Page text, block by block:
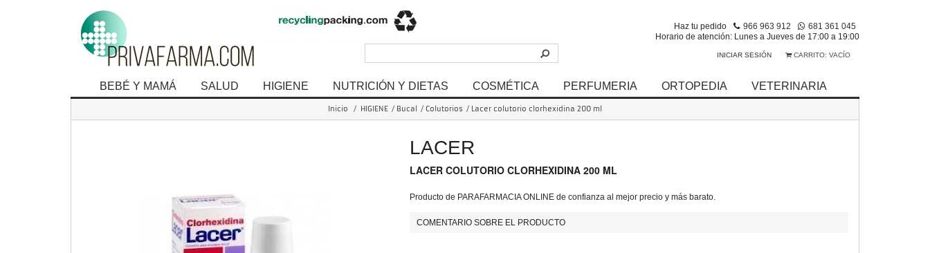
Haz tu pedido 966 963 912
681 361 045
Horario de atención: Lunes a Jueves de 17:00 a 19:00
CARRITO: VACÍO
INICIAR SESIÓN
BEBÉ Y MAMÁ SALUD HIGIENE NUTRICIÓN Y DIETAS COSMÉTICA PERFUMERIA ORTOPEDIA VETERINARIA
Inicio / HIGIENE / Bucal / Colutorios / Lacer colutorio clorhexidina 200 ml
LACER
LACER COLUTORIO CLORHEXIDINA 200 ML
Producto de PARAFARMACIA ONLINE de confianza al mejor precio y más barato.
COMENTARIO SOBRE EL PRODUCTO